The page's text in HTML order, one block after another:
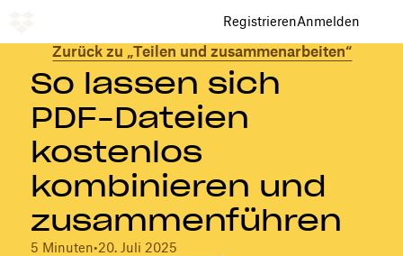
RegistrierenAnmelden
Zurück zu „Teilen und zusammenarbeiten“
So lassen sich
PDF-Dateien
kostenlos
kombinieren und
zusammenführen
5 Minuten•20. Juli 2025